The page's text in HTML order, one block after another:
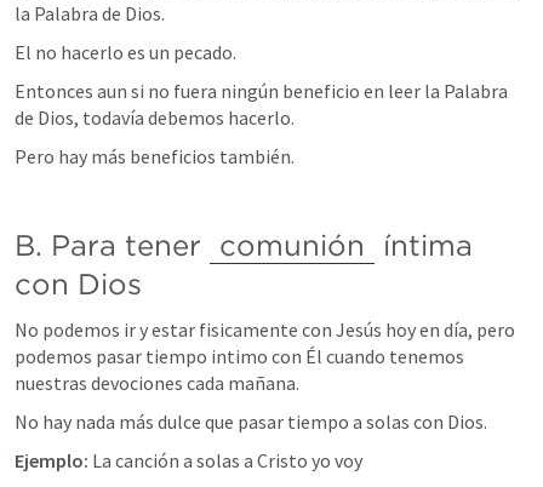
la Palabra de Dios.
El no hacerlo es un pecado.
Entonces aun si no fuera ningún beneficio en leer la Palabra
de Dios, todavía debemos hacerlo.
Pero hay más beneficios también.
B. Para tener comunión
íntima
con Dios
No podemos ir y estar fisicamente con Jesús hoy en día, pero
podemos pasar tiempo intimo con Él cuando tenemos
nuestras devociones cada mañana.
No hay nada más dulce que pasar tiempo a solas con Dios.
Ejemplo: La canción a solas a Cristo yo voy